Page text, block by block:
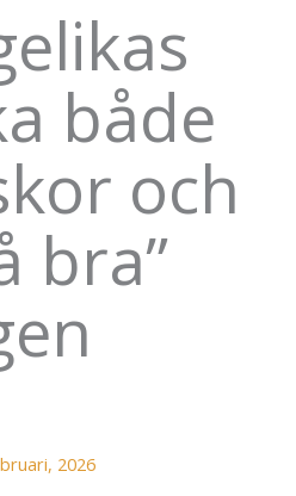
både
och
bra”
2026